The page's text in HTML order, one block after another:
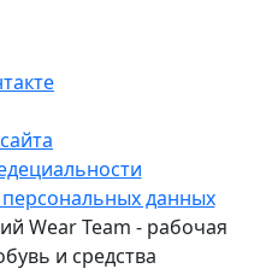
данных
Wear Team - рабочая
и средства